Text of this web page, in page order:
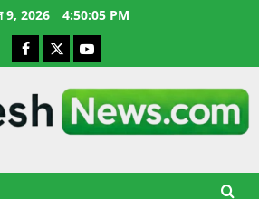
9, 2026 4:50:05 PM
Facebook
X YouTube